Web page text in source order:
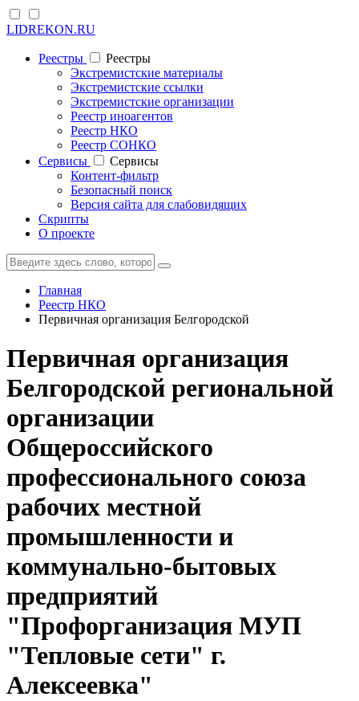
LIDREKON.RU
Реестры
Реестры
Экстремистские материалы
Экстремистские ссылки
Экстремистские организации
Реестр иноагентов
Реестр НКО
Реестр СОНКО
Cервисы
Cервисы
Контент-фильтр
Безопасный поиск
Версия сайта для слабовидящих
Скрипты
О проекте
Главная
Реестр НКО
Первичная организация Белгородской
Первичная организация
Белгородской региональной
организации
Общероссийского
профессионального союза
рабочих местной
промышленности и
коммунально-бытовых
предприятий
"Профорганизация МУП
"Тепловые сети" г.
Алексеевка"